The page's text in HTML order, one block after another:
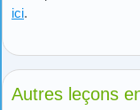
ici.
Autres leçons